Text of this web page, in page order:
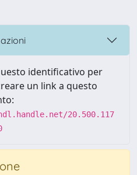
identificativo per
un link a questo
20.500.117